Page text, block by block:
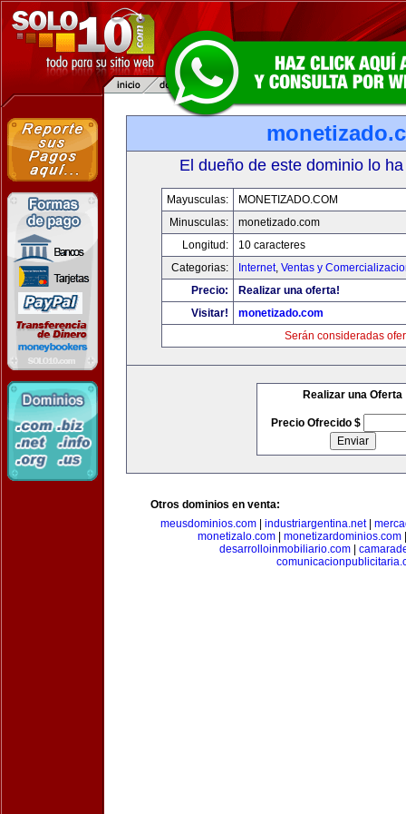
El dueño de este dominio lo
Mayusculas:
MONETIZADO.COM
Minusculas:
monetizado.com
Longitud:
10 caracteres
Categorias:
Internet, Ventas y
Precio:
Realizar una oferta!
Visitar!
monetizado.com
Serán consideradas
Realizar una Oferta
Precio Ofrecido $
Otros dominios en venta:
meusdominios.com| industriargentina.net|
monetizalo.com| monetizardominios.com
desarrolloinmobiliario.com